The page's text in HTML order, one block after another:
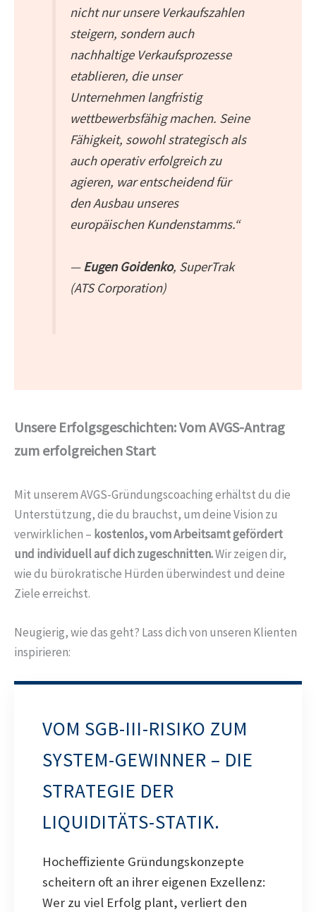
nicht nur unsere Verkaufszahlen
steigern, sondern auch
nachhaltige Verkaufsprozesse
etablieren, die unser
Unternehmen langfristig
wettbewerbsfähig machen. Seine
Fähigkeit, sowohl strategisch als
auch operativ erfolgreich zu
agieren, war entscheidend für
den Ausbau unseres
europäischen Kundenstamms.“
—Eugen Goidenko, SuperTrak
(ATS Corporation)
Unsere Erfolgsgeschichten: Vom AVGS-Antrag
zum erfolgreichen Start
Mit unserem AVGS-Gründungscoaching erhältst du die
Unterstützung, die du brauchst, um deine Vision zu
verwirklichen – kostenlos, vom Arbeitsamt gefördert
und individuell auf dich zugeschnitten.Wir zeigen dir,
wie du bürokratische Hürden überwindest und deine
Ziele erreichst.
Neugierig, wie das geht? Lass dich von unseren Klienten
inspirieren:
VOM SGB-III-RISIKO ZUM
SYSTEM-GEWINNER – DIE
STRATEGIE DER
LIQUIDITÄTS-STATIK.
Hocheffiziente Gründungskonzepte
scheitern oft an ihrer eigenen Exzellenz:
Wer zu viel Erfolg plant, verliert den